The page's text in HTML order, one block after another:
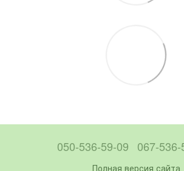
050-536-59-09 067-
Полная версия сайта